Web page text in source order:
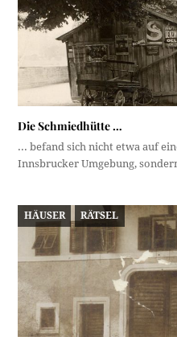
Die Schmiedhütte …
... befand sich nicht etwa auf
Innsbrucker Umgebung,
HÄUSER RÄTSEL